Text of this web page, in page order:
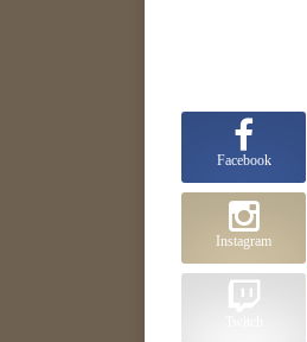
Facebook
Instagram